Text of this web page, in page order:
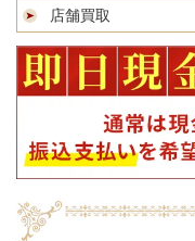
店舗買取